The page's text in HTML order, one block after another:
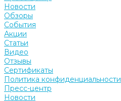
Новости
Обзоры
События
Акции
Статьи
Видео
Отзывы
Сертификаты
Политика конфиденциальности
Пресс-центр
Новости